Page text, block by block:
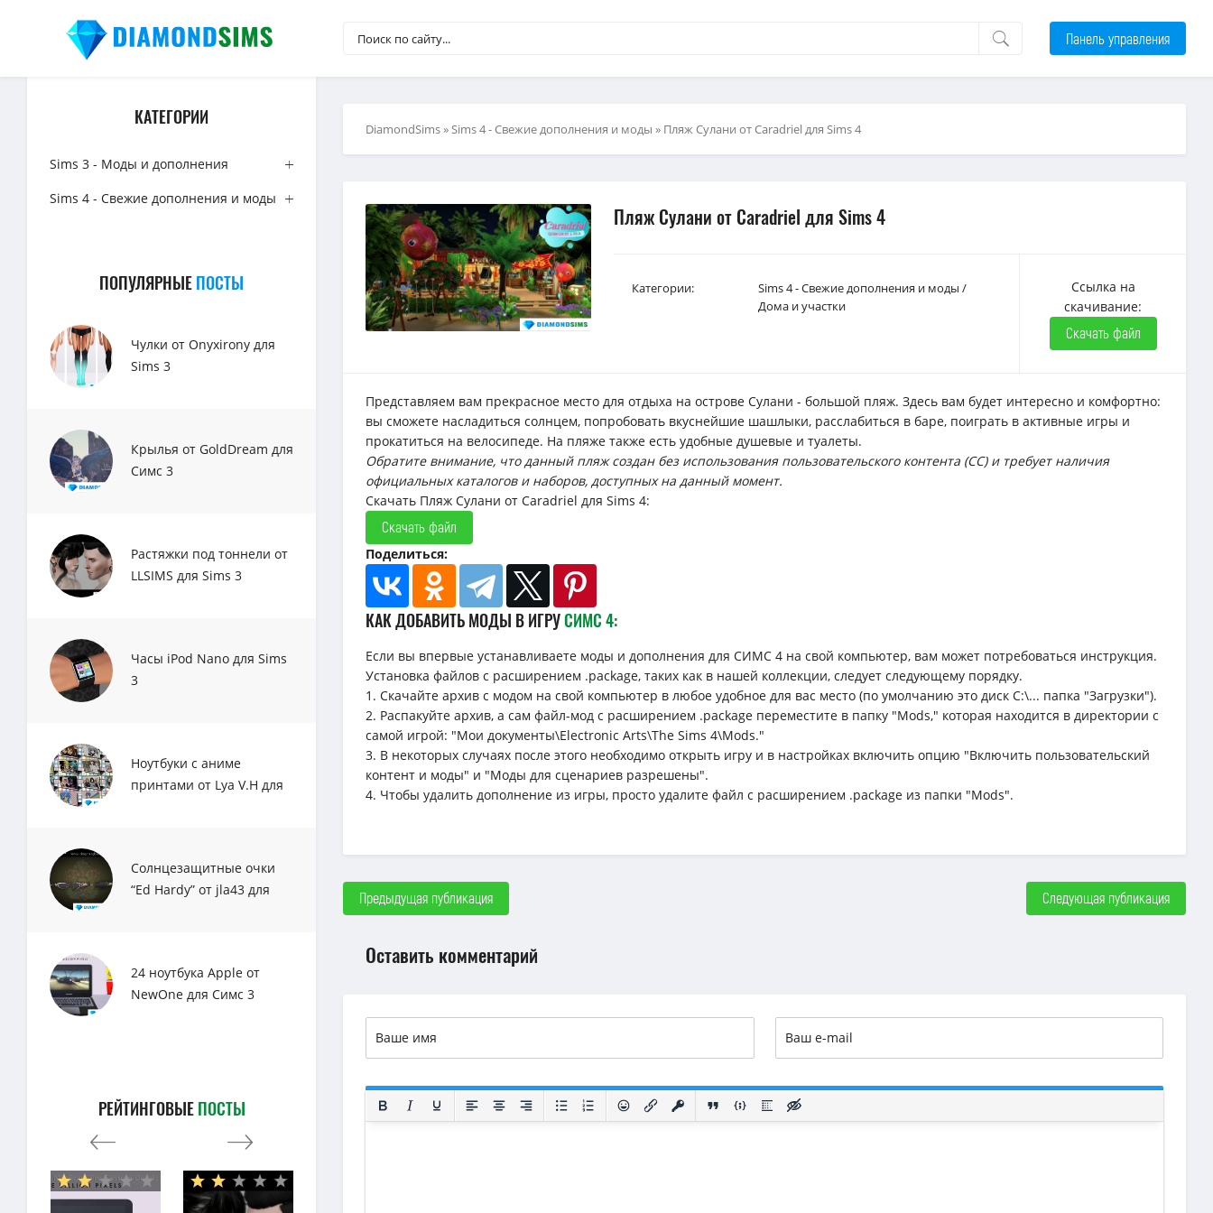
Панель управления
КАТЕГОРИИ
Sims 3 - Моды и дополнения
Sims 4 - Свежие дополнения и моды
ПОПУЛЯРНЫЕПОСТЫ
Чулки от Onyxirony для
Sims 3
Крылья от GoldDream для
Симс 3
Растяжки под тоннели от
LLSIMS для Sims 3
Часы iPod Nano для Sims
3
Ноутбуки с аниме
принтами от Lya V.H для
Солнцезащитные очки
“Ed Hardy” от jla43 для
24 ноутбука Apple от
NewOne для Симс 3
РЕЙТИНГОВЫЕПОСТЫ
DiamondSims»Sims 4 - Свежие дополнения и моды » Пляж Сулани от Caradriel для Sims 4
Пляж Сулани от Caradriel для Sims 4
Категории: Sims 4 - Свежие дополнения и моды /
Дома и участки
Ссылка на
скачивание:
Скачать файл
Представляем вам прекрасное место для отдыха на острове Сулани - большой пляж. Здесь вам будет интересно и комфортно:
вы сможете насладиться солнцем, попробовать вкуснейшие шашлыки, расслабиться в баре, поиграть в активные игры и
прокатиться на велосипеде. На пляже также есть удобные душевые и туалеты.
Обратите внимание, что данный пляж создан без использования пользовательского контента (CC) и требует наличия
официальных каталогов и наборов, доступных на данный момент.
Скачать Пляж Сулани от Caradriel для Sims 4:
Скачать файл
Поделиться:
КАК ДОБАВИТЬ МОДЫ В ИГРУСИМС 4:
Если вы впервые устанавливаете моды и дополнения для СИМС 4 на свой компьютер, вам может потребоваться инструкция.
Установка файлов с расширением .package, таких как в нашей коллекции, следует следующему порядку.
1. Скачайте архив с модом на свой компьютер в любое удобное для вас место (по умолчанию это диск C:\... папка "Загрузки").
2. Распакуйте архив, а сам файл-мод с расширением .package переместите в папку "Mods," которая находится в директории с
самой игрой: "Мои документы\Electronic Arts\The Sims 4\Mods."
3. В некоторых случаях после этого необходимо открыть игру и в настройках включить опцию "Включить пользовательский
контент и моды" и "Моды для сценариев разрешены".
4. Чтобы удалить дополнение из игры, просто удалите файл с расширением .package из папки "Mods".
Предыдущая публикация Следующая публикация
Оставить комментарий